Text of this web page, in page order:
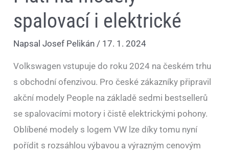
spalovací i elektrické
NapsalJosef Pelikán / 17. 1. 2024
Volkswagen vstupuje do roku 2024 na českém trhu
s obchodní ofenzivou. Pro české zákazníky připravil
akční modely People na základě sedmi bestsellerů
se spalovacími motory i čistě elektrickými pohony.
Oblíbené modely s logem VW lze díky tomu nyní
pořídit s rozsáhlou výbavou a výrazným cenovým